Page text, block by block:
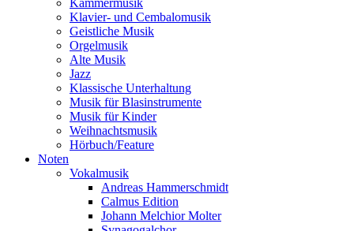
Kammermusik
Klavier- und Cembalomusik
Geistliche Musik
Orgelmusik
Alte Musik
Jazz
Klassische Unterhaltung
Musik für Blasinstrumente
Musik für Kinder
Weihnachtsmusik
Hörbuch/Feature
Noten
Vokalmusik
Andreas Hammerschmidt
Calmus Edition
Johann Melchior Molter